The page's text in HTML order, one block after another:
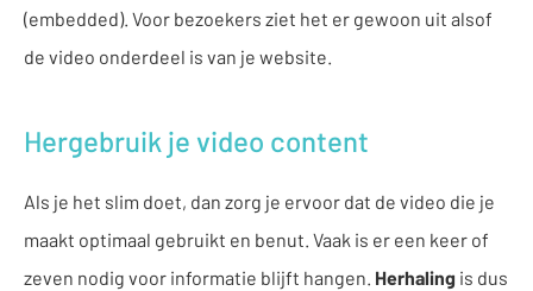
(embedded). Voor bezoekers ziet het er gewoon uit alsof
de video onderdeel is van je website.
Hergebruik je video content
Als je het slim doet, dan zorg je ervoor dat de video die je
maakt optimaal gebruikt en benut. Vaak is er een keer of
zeven nodig voor informatie blijft hangen. Herhaling is dus